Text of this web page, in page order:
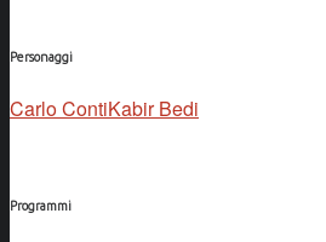
Personaggi
Carlo ContiKabir Bedi
Programmi